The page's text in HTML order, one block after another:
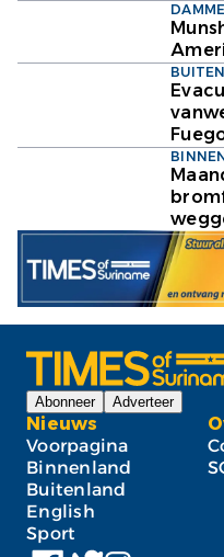
Abonneer Adverteer
Nieuws
Voorpagina
Binnenland
Buitenland
English
Sport